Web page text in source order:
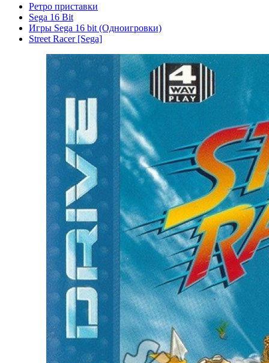
Ретро приставки
Sega 16 Bit
Игры Sega 16 bit (Одноигровки)
Street Racer [Sega]